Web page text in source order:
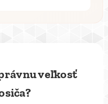
veľkosť